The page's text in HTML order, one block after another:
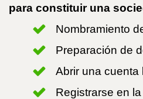
para constituir una
Nombramiento
Preparación de
Abrir una cuenta
Registrarse en